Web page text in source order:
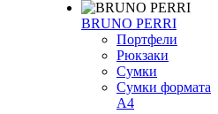
BRUNO PERRI
Портфели
Рюкзаки
Сумки
Сумки формата
А4